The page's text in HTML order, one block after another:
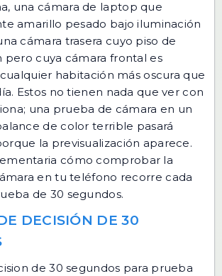
una cámara de laptop que
amarillo pesado bajo iluminación
cámara trasera cuyo piso de
pero cuya cámara frontal es
habitación más oscura que
Estos no tienen nada que ver con
una prueba de cámara en un
de color terrible pasará
la previsualización aparece.
cómo comprobar la
en tu teléfono recorre cada
de 30 segundos.
DECISIÓN DE 30
de 30 segundos para prueba